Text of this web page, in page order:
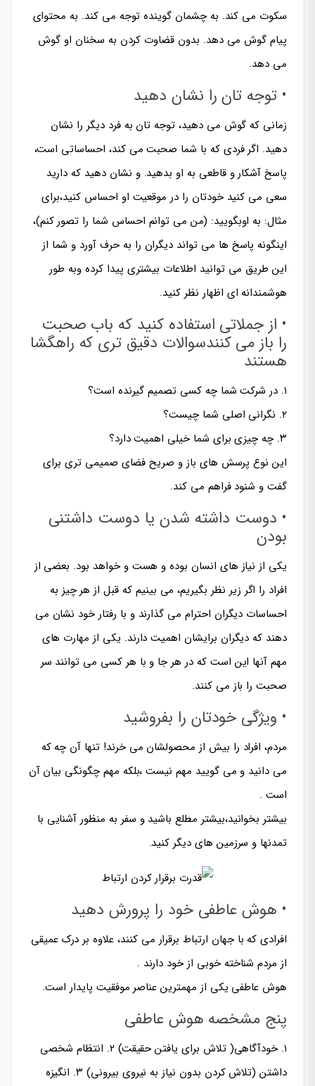
سکوت می کند. به چشمان گوینده توجه می کند. به محتوای
پیام گوش می دهد. بدون قضاوت کردن به سخنان او گوش
می دهد.
• توجه تان را نشان دهید
زمانی که گوش می دهید، توجه تان به فرد دیگر را نشان
دهید. اگر فردی که با شما صحبت می کند، احساساتی است،
پاسخ آشکار و قاطعی به او بدهید. و نشان دهید که دارید
سعی می کنید خودتان را در موقعیت او احساس کنید،برای
مثال: به اوبگویید: (من می توانم احساس شما را تصور کنم)،
اینگونه پاسخ ها می تواند دیگران را به حرف آورد و شما از
این طریق می توانید اطلاعات بیشتری پیدا کرده وبه طور
هوشمندانه ای اظهار نظر کنید.
• از جملاتی استفاده کنید که باب صحبت
را باز می کنندسوالات دقیق تری که راهگشا
هستند
۱. در شرکت شما چه کسی تصمیم گیرنده است؟
۲. نگرانی اصلی شما چیست؟
۳. چه چیزی برای شما خیلی اهمیت دارد؟
این نوع پرسش های باز و صریح فضای صمیمی تری برای
گفت و شنود فراهم می کند.
• دوست داشته شدن یا دوست داشتنی
بودن
یکی از نیاز های انسان بوده و هست و خواهد بود. بعضی از
افراد را اگر زیر نظر بگیریم، می بینیم که قبل از هر چیز به
احساسات دیگران احترام می گذارند و با رفتار خود نشان می
دهند که دیگران برایشان اهمیت دارند. یکی از مهارت های
مهم آنها این است که در هر جا و با هر کسی می توانند سر
صحبت را باز می کنند.
• ویژگی خودتان را بفروشید
مردم، افراد را بیش از محصولشان می خرند! تنها آن چه که
می دانید و می گویید مهم نیست ،بلکه مهم چگونگی بیان آن
است .
بیشتر بخوانید،بیشتر مطلع باشید و سفر به منظور آشنایی با
تمدنها و سرزمین های دیگر کنید.
• هوش عاطفی خود را پرورش دهید
افرادی که با جهان ارتباط برقرار می کنند، علاوه بر درک عمیقی
از مردم شناخته خوبی از خود دارند .
هوش عاطفی یکی از مهمترین عناصر موفقیت پایدار است.
پنج مشخصه هوش عاطفی
۱. خودآگاهی( تلاش برای یافتن حقیقت) ۲. انتظام شخصی
داشتن (تلاش کردن بدون نیاز به نیروی بیرونی) ۳. انگیزه